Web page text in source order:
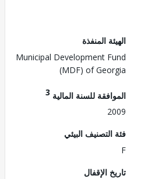
الهيئة المنفذة
Municipal Development Fund
(MDF) of Georgia
الموافقة للسنة المالية3
فئة التصنيف البيئي
تاريخ الإقفال